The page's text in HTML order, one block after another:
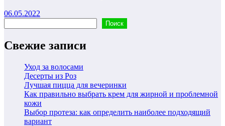
06.05.2022
Поиск
Свежие записи
Уход за волосами
Десерты из Роз
Лучшая пицца для вечеринки
Как правильно выбрать крем для жирной и проблемной
кожи
Выбор протеза: как определить наиболее подходящий
вариант